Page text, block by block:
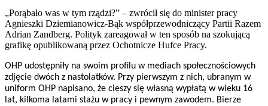
„Porąbało was w tym rządzi?” – zwrócił się do minister pracy
Agnieszki Dziemianowicz-Bąk współprzewodniczący Partii Razem
Adrian Zandberg. Polityk zareagował w ten sposób na szokującą
grafikę opublikowaną przez Ochotnicze Hufce Pracy.
OHP udostępniły na swoim profilu w mediach społecznościowych
zdjęcie dwóch z nastolatków. Przy pierwszym z nich, ubranym w
uniform OHP napisano, że cieszy się własną wypłatą w wieku 16
lat, kilkoma latami stażu w pracy i pewnym zawodem. Bierze